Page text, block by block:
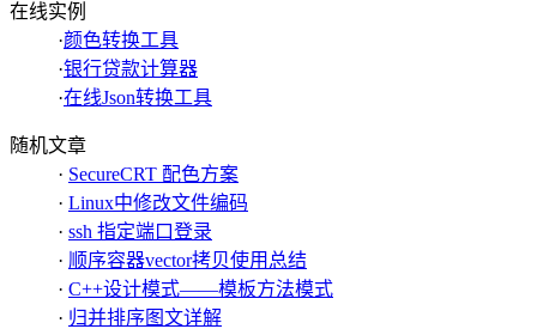
在线实例
·颜色转换工具
·银行贷款计算器
·在线Json转换工具
随机文章
· SecureCRT 配色方案
· Linux中修改文件编码
· ssh 指定端口登录
· 顺序容器vector拷贝使用总结
· C++设计模式——模板方法模式
· 归并排序图文详解